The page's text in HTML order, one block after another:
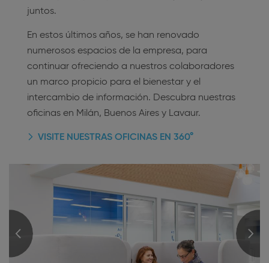
juntos.
En estos últimos años, se han renovado
numerosos espacios de la empresa, para
continuar ofreciendo a nuestros colaboradores
un marco propicio para el bienestar y el
intercambio de información. Descubra nuestras
oficinas en Milán, Buenos Aires y Lavaur.
VISITE NUESTRAS OFICINAS EN 360°